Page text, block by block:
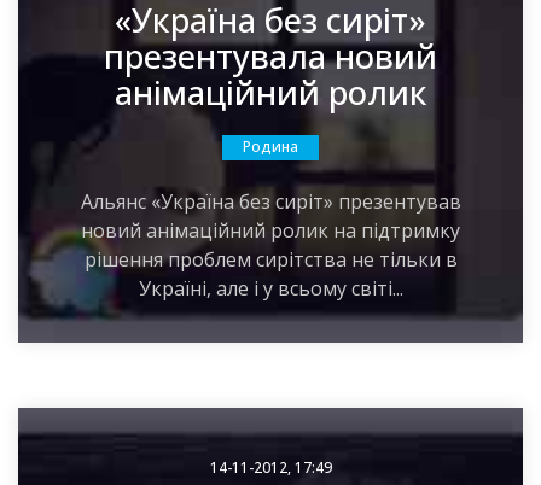
«Україна без сиріт»
презентувала новий
анімаційний ролик
Родина
Альянс «Україна без сиріт» презентував
новий анімаційний ролик на підтримку
рішення проблем сирітства не тільки в
Україні, але і у всьому світі...
14-11-2012, 17:49